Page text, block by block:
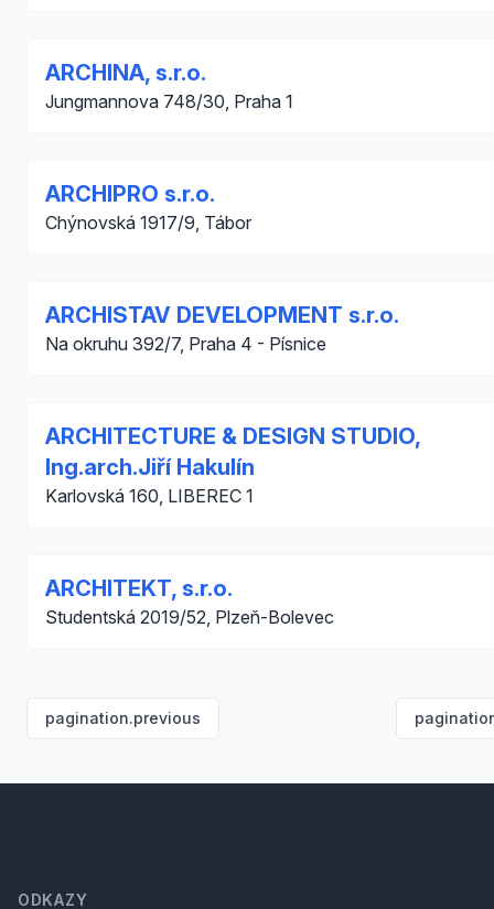
ARCHINA, s.r.o.
Jungmannova 748/30, Praha 1
ARCHIPRO s.r.o.
Chýnovská 1917/9, Tábor
ARCHISTAV DEVELOPMENT s.r.o.
Na okruhu 392/7, Praha 4 - Písnice
ARCHITECTURE & DESIGN STUDIO,
Ing.arch.Jiří Hakulín
Karlovská 160, LIBEREC 1
ARCHITEKT, s.r.o.
Studentská 2019/52, Plzeň-Bolevec
pagination.previous
ODKAZY